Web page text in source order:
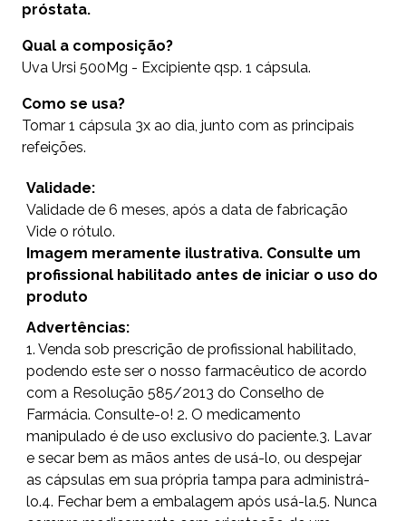
próstata.
Qual a composição?
Uva Ursi 500Mg - Excipiente qsp. 1 cápsula.
Como se usa?
Tomar 1 cápsula 3x ao dia, junto com as principais
refeições.
Validade:
Validade de 6 meses, após a data de fabricação
Vide o rótulo.
Imagem meramente ilustrativa. Consulte um
profissional habilitado antes de iniciar o uso do
produto
Advertências:
1. Venda sob prescrição de profissional habilitado,
podendo este ser o nosso farmacêutico de acordo
com a Resolução 585/2013 do Conselho de
Farmácia. Consulte-o! 2. O medicamento
manipulado é de uso exclusivo do paciente.3. Lavar
e secar bem as mãos antes de usá-lo, ou despejar
as cápsulas em sua própria tampa para administrá-
lo.4. Fechar bem a embalagem após usá-la.5. Nunca